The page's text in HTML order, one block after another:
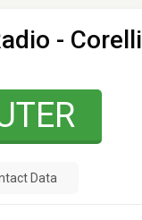
- Corelli
Data